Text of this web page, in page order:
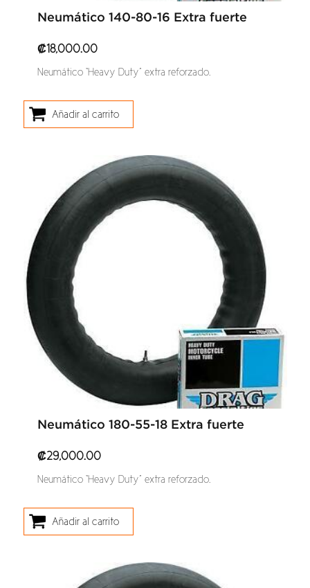
Neumático 140-80-16 Extra fuerte
₡18,000.00
Neumático “Heavy Duty” extra reforzado.
Añadir al carrito
Neumático 180-55-18 Extra fuerte
₡29,000.00
Neumático “Heavy Duty” extra reforzado.
Añadir al carrito